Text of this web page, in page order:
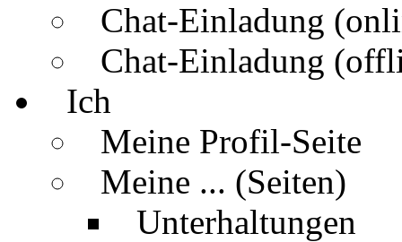
Chat-Einladung
Chat-Einladung
Ich
Meine Profil-Seite
Meine ... (Seiten)
Unterhaltungen